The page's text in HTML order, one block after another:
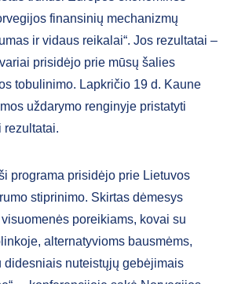
finansinių mechanizmų
ir vidaus reikalai“. Jos rezultatai –
prisidėjo prie mūsų šalies
tobulinimo. Lapkričio 19 d. Kaune
uždarymo renginyje pristatyti
rezultatai.
programa prisidėjo prie Lietuvos
stiprinimo. Skirtas dėmesys
poreikiams, kovai su
alternatyvioms bausmėms,
didesniais nuteistųjų gebėjimais